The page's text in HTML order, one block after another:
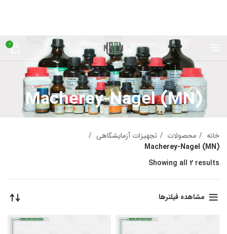
0
Macherey-Nagel (MN)
خانه محصولات
تجهیزات آزمایشگاهی
Macherey-Nagel (MN)
Showing all 2 results
مشاهده فیلترها